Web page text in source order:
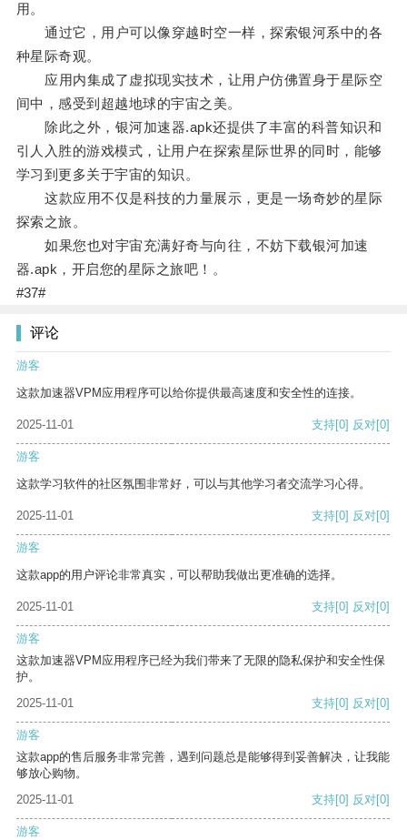
用。
通过它，用户可以像穿越时空一样，探索银河系中的各
种星际奇观。
应用内集成了虚拟现实技术，让用户仿佛置身于星际空
间中，感受到超越地球的宇宙之美。
除此之外，银河加速器.apk还提供了丰富的科普知识和
引人入胜的游戏模式，让用户在探索星际世界的同时，能够
学习到更多关于宇宙的知识。
这款应用不仅是科技的力量展示，更是一场奇妙的星际
探索之旅。
如果您也对宇宙充满好奇与向往，不妨下载银河加速
器.apk，开启您的星际之旅吧！。
#37#
评论
游客
这款加速器VPM应用程序可以给你提供最高速度和安全性的连接。
2025-11-01 支持[0] 反对[0]
游客
这款学习软件的社区氛围非常好，可以与其他学习者交流学习心得。
2025-11-01 支持[0] 反对[0]
游客
这款app的用户评论非常真实，可以帮助我做出更准确的选择。
2025-11-01 支持[0] 反对[0]
游客
这款加速器VPM应用程序已经为我们带来了无限的隐私保护和安全性保
护。
2025-11-01
支持[0] 反对[0]
游客
这款app的售后服务非常完善，遇到问题总是能够得到妥善解决，让我能
够放心购物。
2025-11-01
支持[0] 反对[0]
游客